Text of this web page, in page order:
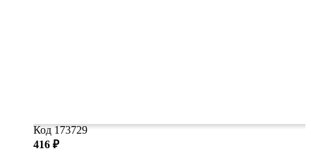
Код 173729
416 ₽